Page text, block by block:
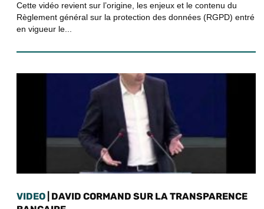
Cette vidéo revient sur l’origine, les enjeux et le contenu du
Règlement général sur la protection des données (RGPD) entré
en vigueur le...
VIDEO | DAVID CORMAND SUR LA TRANSPARENCE